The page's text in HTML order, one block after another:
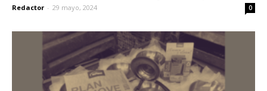
Redactor - 29 mayo, 2024 0